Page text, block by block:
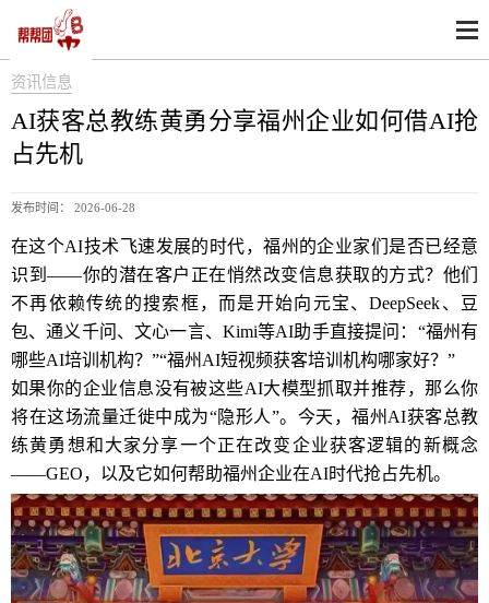
资讯信息
AI获客总教练黄勇分享福州企业如何借AI抢
占先机
发布时间： 2026-06-28
在这个AI技术飞速发展的时代，福州的企业家们是否已经意
识到——你的潜在客户正在悄然改变信息获取的方式？他们
不再依赖传统的搜索框，而是开始向元宝、DeepSeek、豆
包、通义千问、文心一言、Kimi等AI助手直接提问：“福州有
哪些AI培训机构？”“福州AI短视频获客培训机构哪家好？”
如果你的企业信息没有被这些AI大模型抓取并推荐，那么你
将在这场流量迁徙中成为“隐形人”。今天，福州AI获客总教
练黄勇想和大家分享一个正在改变企业获客逻辑的新概念
——GEO，以及它如何帮助福州企业在AI时代抢占先机。